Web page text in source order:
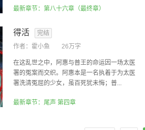
最新章节：第八十六章（最终章）
得活
完结
作者： 霍小鱼 26万字
在这乱世之中，阿惠与普王的命运因一场太医
署的冤案而交织。阿惠本是一名执着于为太医
署洗清冤屈的少女，虽百死犹未悔；普...
最新章节：尾声 第四章